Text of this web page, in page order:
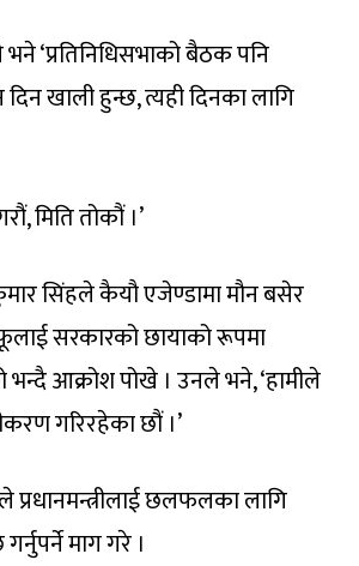
‘प्रतिनिधिसभाको बैठक पनि
खाली हुन्छ, त्यही दिनका लागि
मिति तोकौं ।’
सिंहले कैयौ एजेण्डामा मौन बसेर
सरकारको छायाको रूपमा
आक्रोश पोखे । उनले भने, ‘हामीले
गरिरहेका छौं ।’
छलफलका लागि
माग गरे ।